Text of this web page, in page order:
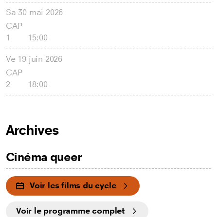
Sa 30 mai 2026
CAP
1
15:00
Ve 19 juin 2026
CAP
2
18:00
Archives
Cinéma queer
Voir les films du cycle
Voir le programme complet